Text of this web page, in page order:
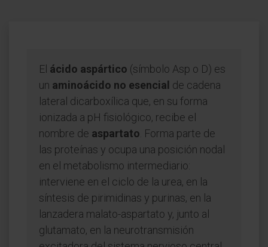
El ácido aspártico (símbolo Asp o D) es
un aminoácido no esencial de cadena
lateral dicarboxílica que, en su forma
ionizada a pH fisiológico, recibe el
nombre de aspartato . Forma parte de
las proteínas y ocupa una posición nodal
en el metabolismo intermediario:
interviene en el ciclo de la urea, en la
síntesis de pirimidinas y purinas, en la
lanzadera malato-aspartato y, junto al
glutamato, en la neurotransmisión